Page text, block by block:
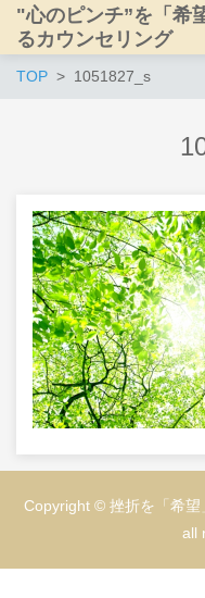
"心のピンチ”を「希
るカウンセリング
TOP 1051827_s
Copyright © 挫折を「希望
all